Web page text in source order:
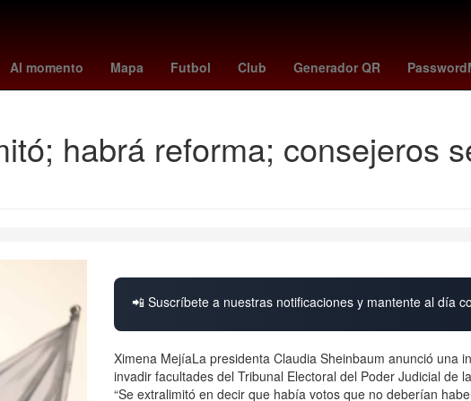
Al momento Mapa Futbol Club Generador QR
China Gobierno cometa interestelar Barbados Dólar estadounidense
habrá reforma; consejeros
📲 Suscríbete a nuestras notificaciones y mantente al día
Ximena MejíaLa presidenta Claudia Sheinbaum anunció una
invadir facultades del Tribunal Electoral del Poder Judicial de
“Se extralimitó en decir que había votos que no deberían